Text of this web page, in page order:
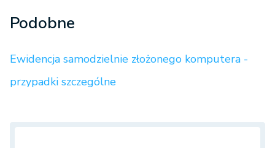
Podobne
Ewidencja samodzielnie złożonego komputera -
przypadki szczególne